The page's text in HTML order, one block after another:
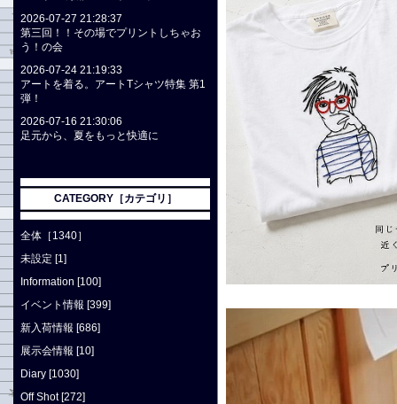
2026-07-27 21:28:37
第三回！！その場でプリントしちゃお
う！の会
2026-07-24 21:19:33
アートを着る。アートTシャツ特集 第1
弾！
2026-07-16 21:30:06
足元から、夏をもっと快適に
CATEGORY［カテゴリ］
全体［1340］
未設定 [1]
Information [100]
イベント情報 [399]
新入荷情報 [686]
展示会情報 [10]
Diary [1030]
Off Shot [272]